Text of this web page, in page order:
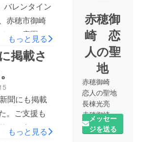
バレンタイン
赤穂市御崎
アム庭園で
樹祭を15時
思います。
の方とご
が出来れば
日で急なご
訳ありませ
い方はお友
もっと見る
掲載さ
聞にも掲載
。ご支援も
、スタッフ
もっと見る
赤穂御
崎 恋
人の聖
地
赤穂御崎
恋人の聖地
長棟光亮
赤穂御崎で
雲火焼展示
館 桃井
メッセー
ジを送る